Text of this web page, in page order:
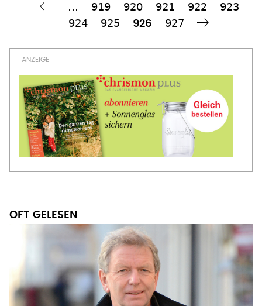
Seitennummerierung
… Seite
919 Seite
920 Seite
921 Seite
922 Seite
923
Seite
924 Seite
925
Aktuelle
926 Seite
927
Nächste Seite Weiter ›
OFT GELESEN